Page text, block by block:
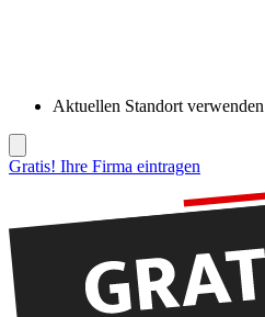
Aktuellen Standort verwenden
Gratis! Ihre Firma eintragen